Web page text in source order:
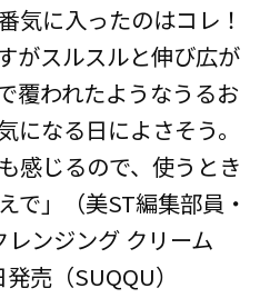
気に入ったのはコレ！
がスルスルと伸び広が
覆われたようなうるお
になる日によさそう。
感じるので、使うとき
で」（美ST編集部員・
ンジング クリーム
売（SUQQU）